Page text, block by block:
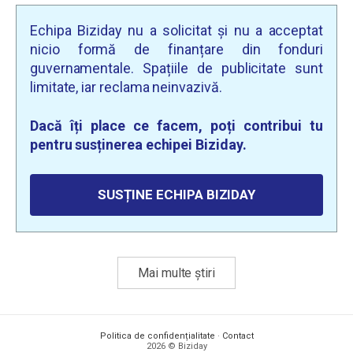
Echipa Biziday nu a solicitat și nu a acceptat
nicio formă de finanțare din fonduri
guvernamentale. Spațiile de publicitate sunt
limitate, iar reclama neinvazivă.
Dacă îți place ce facem, poți contribui tu
pentru susținerea echipei Biziday.
SUSȚINE ECHIPA BIZIDAY
Mai multe știri
Politica de confidențialitate · Contact
2026 © Biziday